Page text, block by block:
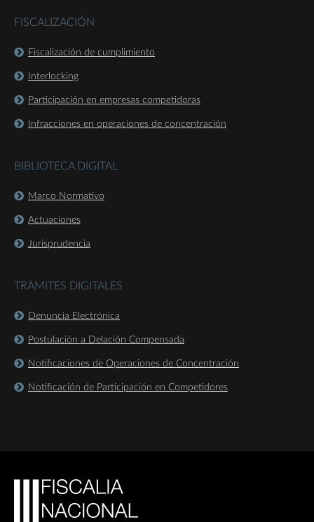
FISCALIZACIÓN
Fiscalización de cumplimiento
Interlocking
Participación en empresas competidoras
Infracciones en operaciones de concentración
BIBLIOTECA DIGITAL
Marco Normativo
Actuaciones
Jurisprudencia
TRÁMITES DIGITALES
Denuncia Electrónica
Postulación a Delación Compensada
Notificaciones de Operaciones de Concentración
Notificación de Participación en Competidores